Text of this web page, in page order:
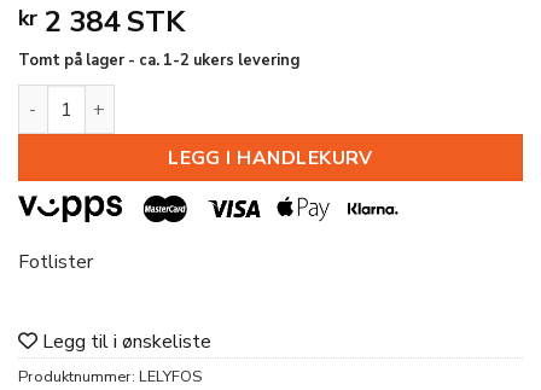
kr 2 384STK
Tomt på lager - ca. 1-2 ukers levering
LEDLYS RAMME FOTLIST SLAVE 2000X60 antall
LEGG I HANDLEKURV
Fotlister
Legg til i ønskeliste
Produktnummer: LELYFOS